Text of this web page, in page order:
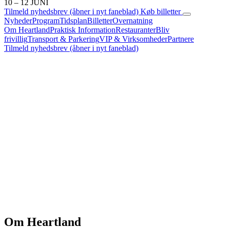
10 – 12 JUNI
Tilmeld nyhedsbrev (åbner i nyt faneblad) Køb billetter
NyhederProgramTidsplanBilletterOvernatning
Om HeartlandPraktisk InformationRestauranterBliv
frivilligTransport & ParkeringVIP & VirksomhederPartnere
Tilmeld nyhedsbrev (åbner i nyt faneblad)
Om Heartland